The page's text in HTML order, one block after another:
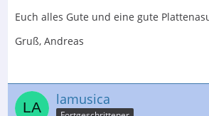
Euch alles Gute und eine gute
Gruß, Andreas
lamusica